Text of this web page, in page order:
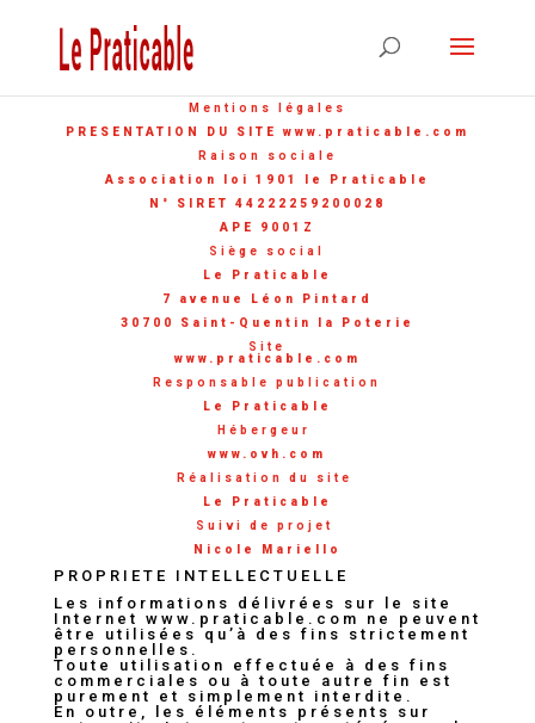
Mentions légales
PRESENTATION DU SITE www.praticable.com
Raison sociale
Association loi 1901 le Praticable
N° SIRET 44222259200028
APE 9001Z
Siège social
Le Praticable
7 avenue Léon Pintard
30700 Saint-Quentin la Poterie
Site
www.praticable.com
Responsable publication
Le Praticable
Hébergeur
www.ovh.com
Réalisation du site
Le Praticable
Suivi de projet
Nicole Mariello
PROPRIETE INTELLECTUELLE
Les informations délivrées sur le site
Internet www.praticable.com ne peuvent
être utilisées qu’à des fins strictement
personnelles.
Toute utilisation effectuée à des fins
commerciales ou à toute autre fin est
purement et simplement interdite.
En outre, les éléments présents sur